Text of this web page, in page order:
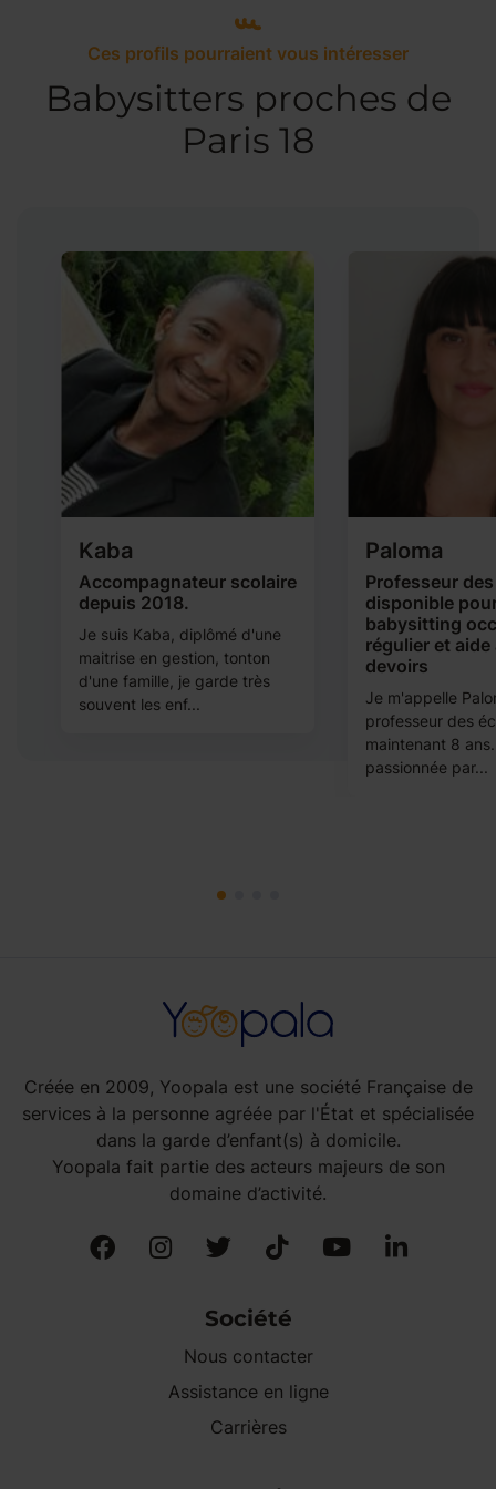
Ces profils pourraient vous intéresser
Babysitters proches de
Paris 18
Kaba
Accompagnateur scolaire
depuis 2018.
Je suis Kaba, diplômé d'une
maitrise en gestion, tonton
d'une famille, je garde très
souvent les enf...
Paloma
Professeur
disponible
babysitting
régulier et aide
devoirs
Je m'appelle
professeur des
maintenant 8
passionnée par...
Créée en 2009, Yoopala est une société Française de
services à la personne agréée par l'État et spécialisée
dans la garde d’enfant(s) à domicile.
Yoopala fait partie des acteurs majeurs de son
domaine d’activité.
Société
Nous contacter
Assistance en ligne
Carrières